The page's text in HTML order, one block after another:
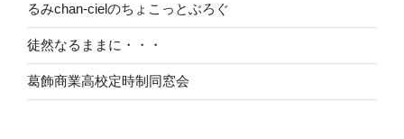
るみchan-cielのちょこっとぶろぐ
徒然なるままに・・・
葛飾商業高校定時制同窓会